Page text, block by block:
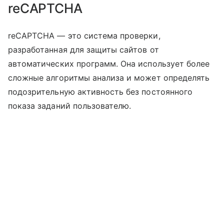
reCAPTCHA
reCAPTCHA — это система проверки,
разработанная для защиты сайтов от
автоматических программ. Она использует более
сложные алгоритмы анализа и может определять
подозрительную активность без постоянного
показа заданий пользователю.